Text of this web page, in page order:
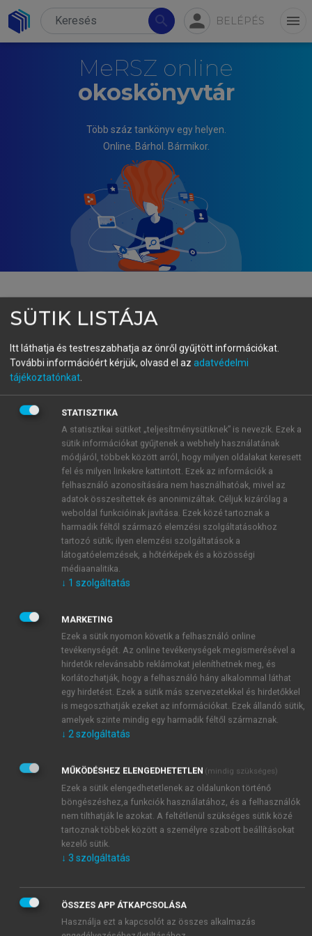
search person BELÉPÉS menu
MeRSZ online
okoskönyvtár
Több száz tankönyv egy helyen.
Online. Bárhol. Bármikor.
CSOMASZ TÓTH KÁLMÁN, FERENCZI ILONA (SAJTÓ
ALÁ RENDEZŐ)
A XVI. század magyar
dallamai
menu_book OLVASÁS
Aurelius Prudentius Clemens IV. századi latin
himnuszköltő „Jam moesta quiesce quaerela”
kezdetű énekének ismeretlen kéztől eredő átültetése.
– BO CCLI/b nj.-e az előző „Jer temessük el az
testet” dallamára utal; ugyanannak a budapesti MTA-
könyvtári példányában a margón kézírásos bejegyzés
a latin kezdősort idézi. A század folyamán előfordul
1602, 11/a. Ettől kezdve a ref., majd IH óta a kat.
halottasokban is szerepel. Újabban REF 1921, 336.,
JUG ref. (1939), 328., REF 1948, 400. sz.
SÜTIK LISTÁJA
Itt láthatja és testreszabhatja az önről gyűjtött információkat.
További információért kérjük, olvasd el az adatvédelmi
tájékoztatónkat.
STATISZTIKA
A statisztikai sütiket „teljesítménysütiknek” is nevezik. Ezek a
sütik információkat gyűjtenek a webhely használatának
módjáról, többek között arról, hogy milyen oldalakat keresett
fel és milyen linkekre kattintott. Ezek az információk a
felhasználó azonosítására nem használhatóak, mivel az
adatok összesítettek és anonimizáltak. Céljuk kizárólag a
weboldal funkcióinak javítása. Ezek közé tartoznak a
harmadik féltől származó elemzési szolgáltatásokhoz
tartozó sütik; ilyen elemzési szolgáltatások a
látogatóelemzések, a hőtérképek és a közösségi
médiaanalitika.
↓ 1 szolgáltatás
MARKETING
Ezek a sütik nyomon követik a felhasználó online
tevékenységét. Az online tevékenységek megismerésével a
hirdetők relevánsabb reklámokat jeleníthetnek meg, és
korlátozhatják, hogy a felhasználó hány alkalommal láthat
egy hirdetést. Ezek a sütik más szervezetekkel és hirdetőkkel
is megoszthatják ezeket az információkat. Ezek állandó sütik,
amelyek szinte mindig egy harmadik féltől származnak.
↓ 2szolgáltatás
MŰKÖDÉSHEZ ELENGEDHETETLEN (mindig szükséges)
Ezek a sütik elengedhetetlenek az oldalunkon történő
böngészéshez,a funkciók használatához, és a felhasználók
nem tilthatják le azokat. A feltétlenül szükséges sütik közé
tartoznak többek között a személyre szabott beállításokat
kezelő sütik.
↓ 3 szolgáltatás
ÖSSZES APP ÁTKAPCSOLÁSA
Használja ezt a kapcsolót az összes alkalmazás